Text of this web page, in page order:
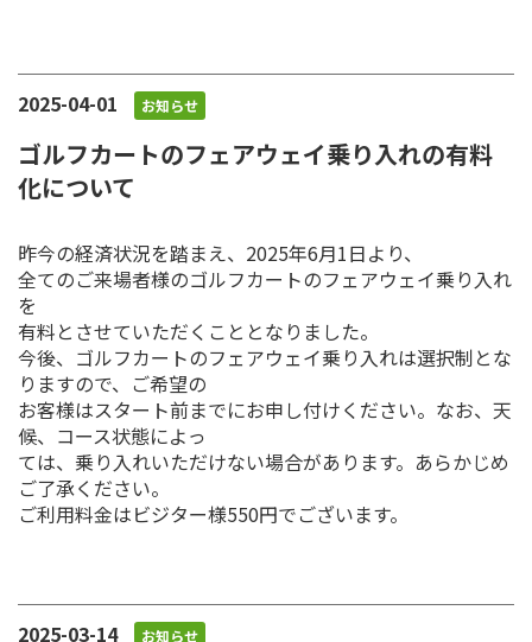
2025-04-01 お知らせ
ゴルフカートのフェアウェイ乗り入れの有料
化について
昨今の経済状況を踏まえ、2025年6月1日より、
全てのご来場者様のゴルフカートのフェアウェイ乗り入れ
を
有料とさせていただくこととなりました。
今後、ゴルフカートのフェアウェイ乗り入れは選択制とな
りますので、ご希望の
お客様はスタート前までにお申し付けください。なお、天
候、コース状態によっ
ては、乗り入れいただけない場合があります。あらかじめ
ご了承ください。
ご利用料金はビジター様550円でございます。
2025-03-14 お知らせ